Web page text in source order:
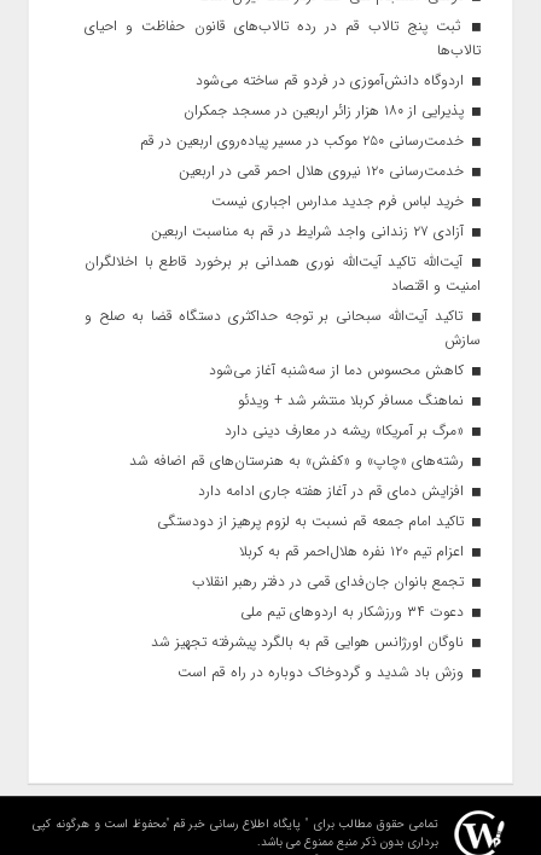
ثبت پنج تالاب قم در رده تالاب‌های قانون حفاظت و احیای
تالاب‌ها
اردوگاه دانش‌آموزی در فردو قم ساخته می‌شود
پذیرایی از ۱۸۰ هزار زائر اربعین در مسجد جمکران
خدمت‌رسانی ۲۵۰ موکب در مسیر پیاده‌روی اربعین در قم
خدمت‌رسانی ۱۲۰ نیروی هلال احمر قمی در اربعین
خرید لباس فرم جدید مدارس اجباری نیست
آزادی ۲۷ زندانی واجد شرایط در قم به مناسبت اربعین
آیت‌الله تاکید آیت‌الله نوری همدانی بر برخورد قاطع با اخلالگران
امنیت و اقتصاد
تاکید آیت‌الله‌ سبحانی بر توجه حداکثری دستگاه قضا به صلح و
سازش
کاهش محسوس دما از سه‌شنبه آغاز می‌شود
نماهنگ مسافر کربلا منتشر شد + ویدئو
«مرگ بر آمریکا» ریشه در معارف دینی دارد
رشته‌های «چاپ» و «کفش» به هنرستان‌های قم اضافه شد
افزایش دمای قم در آغاز هفته جاری ادامه دارد
تاکید امام جمعه قم نسبت به لزوم پرهیز از دودستگی
اعزام تیم ۱۲۰ نفره هلال‌احمر قم به کربلا
تجمع بانوان جان‌فدای قمی در دفتر رهبر انقلاب
دعوت ۳۴ ورزشکار به اردوهای تیم ملی
ناوگان اورژانس هوایی قم به بالگرد پیشرفته تجهیز شد
وزش باد شدید و گردوخاک دوباره در راه قم است
تمامی حقوق مطالب برای " پایگاه اطلاع رسانی خبر قم "محفوظ است و هرگونه کپی
برداری بدون ذکر منبع ممنوع می باشد.